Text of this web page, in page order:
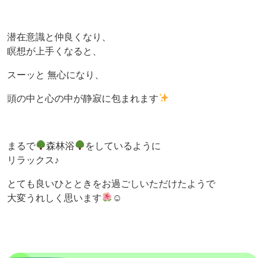
潜在意識と仲良くなり、
瞑想が上手くなると、
スーッと 無心になり、
頭の中と心の中が静寂に包まれます
まるで 森林浴
をしているように
リラックス♪
とても良いひとときをお過ごしいただけたようで
大変うれしく思います
☺